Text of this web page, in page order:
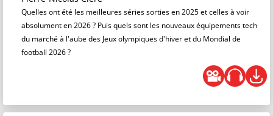
Quelles ont été les meilleures séries sorties en 2025 et celles à voir
absolument en 2026 ? Puis quels sont les nouveaux équipements tech
du marché à l'aube des Jeux olympiques d'hiver et du Mondial de
football 2026 ?